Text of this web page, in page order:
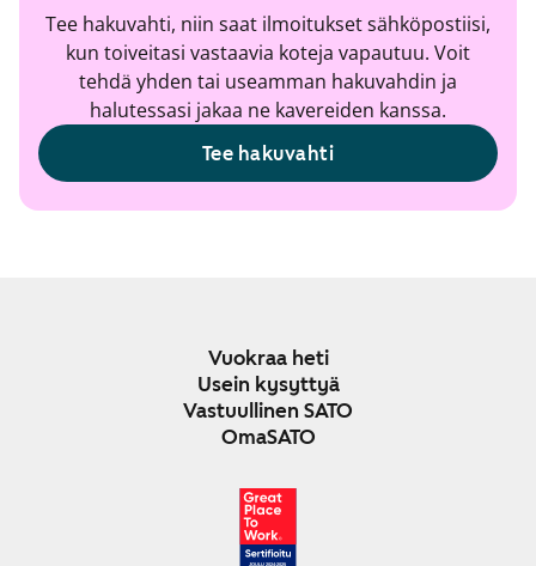
Tee hakuvahti, niin saat ilmoitukset sähköpostiisi,
kun toiveitasi vastaavia koteja vapautuu. Voit
tehdä yhden tai useamman hakuvahdin ja
halutessasi jakaa ne kavereiden kanssa.
Tee hakuvahti
Vuokraa heti
Usein kysyttyä
Vastuullinen SATO
OmaSATO
JOULU 2024-2025